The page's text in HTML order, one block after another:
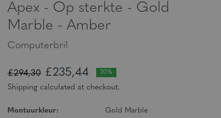
Apex - Op sterkte - Gold
Marble - Amber
Computerbril
£294,30 £235,44 20%
Shipping calculated at checkout.
Montuurkleur: Gold Marble